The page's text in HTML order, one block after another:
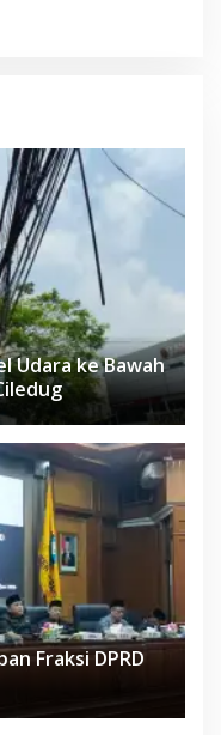
Udara ke Bawah
Fraksi DPRD